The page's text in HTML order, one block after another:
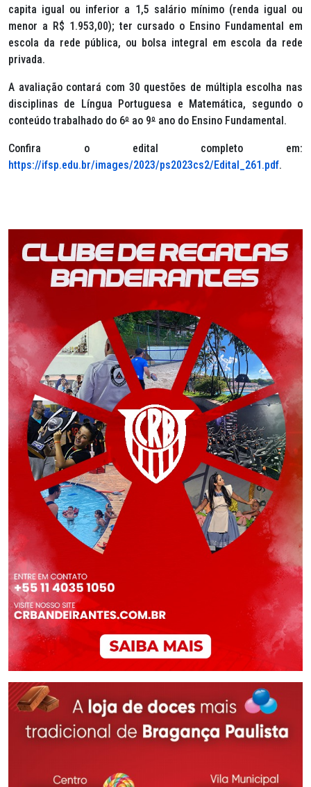
capita igual ou inferior a 1,5 salário mínimo (renda igual ou
menor a R$ 1.953,00); ter cursado o Ensino Fundamental em
escola da rede pública, ou bolsa integral em escola da rede
privada.
A avaliação contará com 30 questões de múltipla escolha nas
disciplinas de Língua Portuguesa e Matemática, segundo o
conteúdo trabalhado do 6º ao 9º ano do Ensino Fundamental.
Confira o edital completo em:
https://ifsp.edu.br/images/2023/ps2023cs2/Edital_261.pdf.